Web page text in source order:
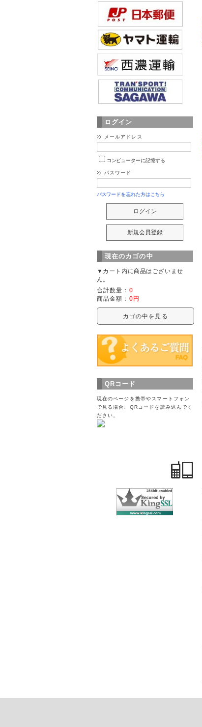
ログイン
メールアドレス
コンピューターに記憶する
パスワード
パスワードを忘れた方はこちら
現在のカゴの中
▼カート内に商品はございませ
ん。
合計数量： 0
商品金額： 0円
カゴの中を見る
QRコード
現在のページを携帯やスマートフォン
で見る場合、QRコードを読み込んでく
ださい。